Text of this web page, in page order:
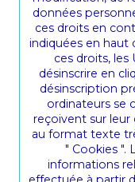
données
ces droits en
indiquées en haut
ces droits, les
désinscrire en
désinscription
ordinateurs se
reçoivent sur leur
au format texte
" Cookies ".
informations